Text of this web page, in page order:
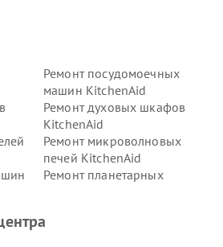
Ремонт посудомоечных
машин KitchenAid
Ремонт духовых шкафов
KitchenAid
Ремонт микроволновых
печей KitchenAid
Ремонт планетарных